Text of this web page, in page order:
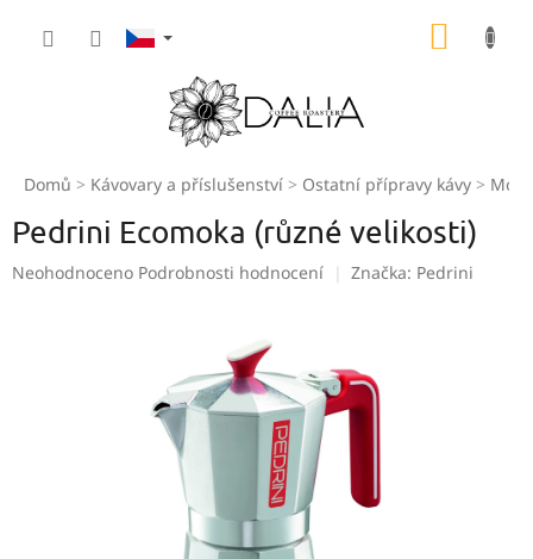
Domů Kávovary a příslušenství Ostatní přípravy kávy
Pedrini Ecomoka (různé velikosti)
Průměrné
Neohodnoceno Podrobnosti hodnocení Značka: Pedrini